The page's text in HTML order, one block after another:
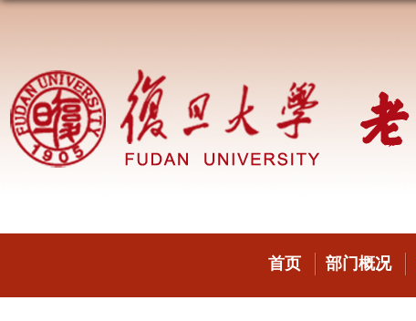
首页 部门概况